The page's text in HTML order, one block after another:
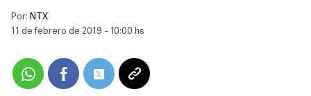
Por: NTX
11 de febrero de 2019 - 10:00 hs